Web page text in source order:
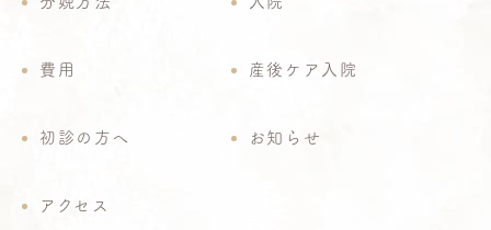
費用 産後ケア入院
初診の方へ お知らせ
アクセス